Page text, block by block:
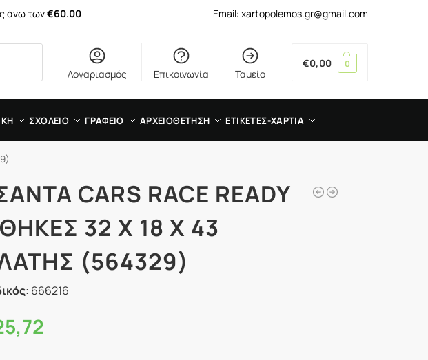
άνω των€60.00 Email: xartopolemos.gr@gmail.com
Λογαριασμός Επικοινωνία Ταμείο
€0,00 0
ΣΧΟΛΕΙΟ ΓΡΑΦΕΙΟ ΑΡΧΕΙΟΘΕΤΗΣΗ ΕΤΙΚΕΤΕΣ-ΧΑΡΤΙΑ
CARS RACE READY
32 Χ 18 X 43
(564329)
666216